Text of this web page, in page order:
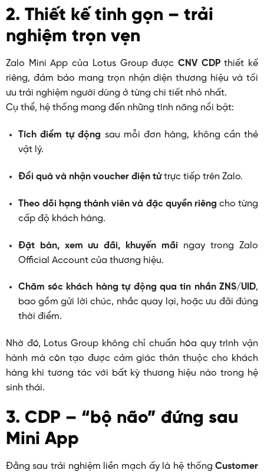
2. Thiết kế tinh gọn – trải
nghiệm trọn vẹn
Zalo Mini App của Lotus Group được CNV CDPthiết kế
riêng, đảm bảo mang trọn nhận diện thương hiệu và tối
ưu trải nghiệm người dùng ở từng chi tiết nhỏ nhất.
Cụ thể, hệ thống mang đến những tính năng nổi bật:
Tích điểm tự động sau mỗi đơn hàng, không cần thẻ
vật lý.
Đổi quà và nhận voucher điện tửtrực tiếp trên Zalo.
Theo dõi hạng thành viên và đặc quyền riêng cho từng
cấp độ khách hàng.
Đặt bàn, xem ưu đãi, khuyến mãi ngay trong Zalo
Official Account của thương hiệu.
Chăm sóc khách hàng tự động qua tin nhắn ZNS/UID,
bao gồm gửi lời chúc, nhắc quay lại, hoặc ưu đãi đúng
thời điểm.
Nhờ đó, Lotus Group không chỉ chuẩn hóa quy trình vận
hành mà còn tạo được cảm giác thân thuộc cho khách
hàng khi tương tác với bất kỳ thương hiệu nào trong hệ
sinh thái.
3. CDP – “bộ não” đứng sau
Mini App
Đằng sau trải nghiệm liền mạch ấy là hệ thốngCustomer